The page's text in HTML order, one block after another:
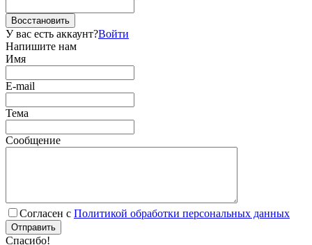
Восстановить
У вас есть аккаунт?Войти
Напишите нам
Имя
E-mail
Тема
Сообщение
Согласен с Политикой обработки персональных данных
Отправить
Спасибо!